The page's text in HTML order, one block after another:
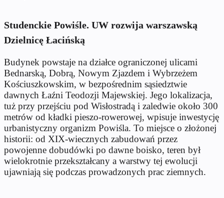
Studenckie Powiśle. UW rozwija warszawską
Dzielnicę Łacińską
Budynek powstaje na działce ograniczonej ulicami
Bednarską, Dobrą, Nowym Zjazdem i Wybrzeżem
Kościuszkowskim, w bezpośrednim sąsiedztwie
dawnych Łaźni Teodozji Majewskiej. Jego lokalizacja,
tuż przy przejściu pod Wisłostradą i zaledwie około 300
metrów od kładki pieszo-rowerowej, wpisuje inwestycję
urbanistyczny organizm Powiśla. To miejsce o złożonej
historii: od XIX-wiecznych zabudowań przez
powojenne dobudówki po dawne boisko, teren był
wielokrotnie przekształcany a warstwy tej ewolucji
ujawniają się podczas prowadzonych prac ziemnych.